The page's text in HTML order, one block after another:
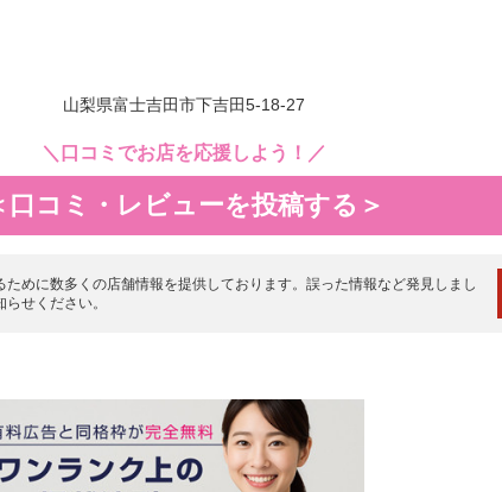
山梨県富士吉田市下吉田5-18-27
＼口コミでお店を応援しよう！／
口コミ・レビューを投稿する＞
めに数多くの店舗情報を提供しております。誤った情報など発見しまし
せください。